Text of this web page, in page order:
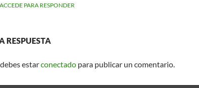
ACCEDE PARA RESPONDER
RESPUESTA
estarconectado para publicar un comentario.